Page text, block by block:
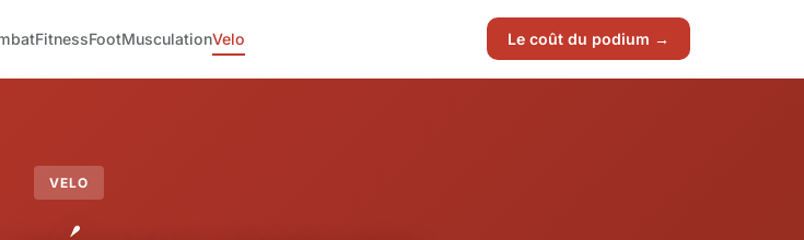
FitnessFootMusculationVelo Le coût du podium →
VELO